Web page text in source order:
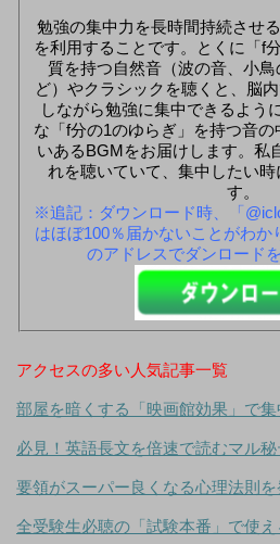
勉強の集中力を長時間持続させ
を利用することです。とくに「f
質を持つ自然音（波の音、小
ど）やクラシックを聴くと、脳
しながら勉強に集中できるよう
な「f分の1のゆらぎ」を持つ音
いあるBGMをお届けします。私
れを聴いていて、集中したい
す。
※追記：ダウンロード時、「
はほぼ100％届かないことがわ
のアドレスでダンロード
アクセスの多い人気記事一覧
部屋を暗くする「映画館効果」で集
必見！英語長文を倍速で読むマル秘
要領がスーパー良くなる心理法則を
全受験生必聴の「試験本番」で使え